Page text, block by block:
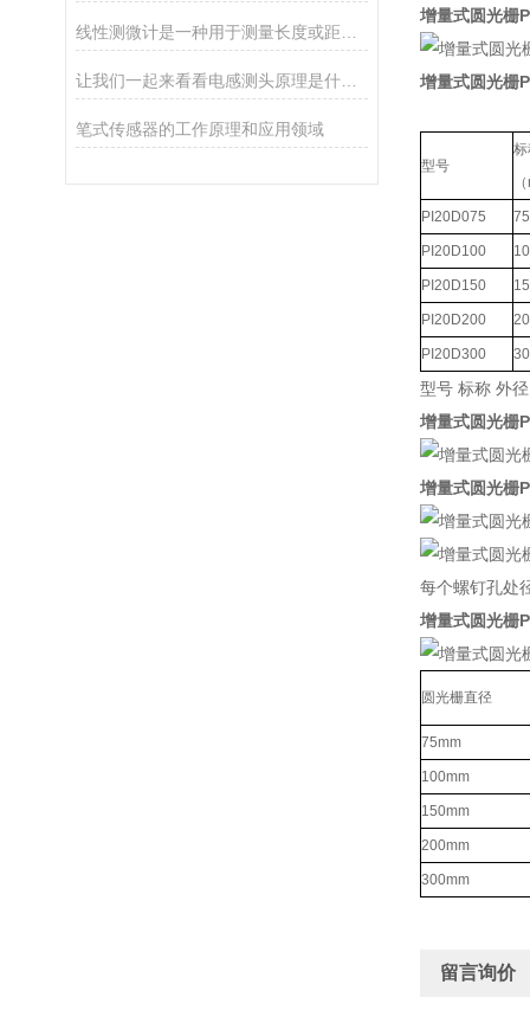
让我们一起来看看电感测头原理是什么？
笔式传感器的工作原理和应用领域
增量式圆光栅
增量式圆光栅
型号
PI20D075 75
PI20D100
PI20D150
PI20D200
PI20D300
型号 标称 外
增量式圆光栅
增量式圆光栅
每个螺钉孔处
增量式圆光栅
圆光栅直径
75mm
100mm
150mm
200mm
300mm
留言询价